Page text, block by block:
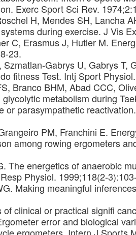
Exerc Sport Sci Rev.
H, Mendes SH, Lancha
during exercise. J Vis
C, Erasmus J, Hutler M.
23.
Gabrys U, Gabrys T,
fitness Test. Intj Sport
Branco BHM, Abad CCC,
metabolism during
or parasympathetic
PM, Franchini E.
among rowing ergometers
The energetics of anaerobic
Physiol. 1999;118(2-
Making meaningful
clinical or practical signifi
error and biological
ergometers. Intern J Sports